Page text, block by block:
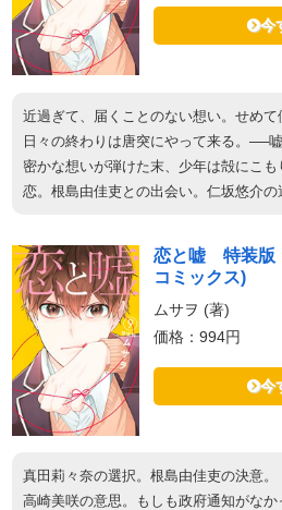
今
近過ぎて、届くことのない想い。せめ
日々の終わりは唐突にやって来る。──
密かな想いが弾けた末、少年は殻にこ
恋。根島由佳吏との出会い。仁坂悠介の
恋と嘘 特装版
コミックス)
ムサヲ (著)
価格：994円
今
真田莉々奈の選択。根島由佳吏の決意
高崎美咲の意思。もしも政府通知がなか